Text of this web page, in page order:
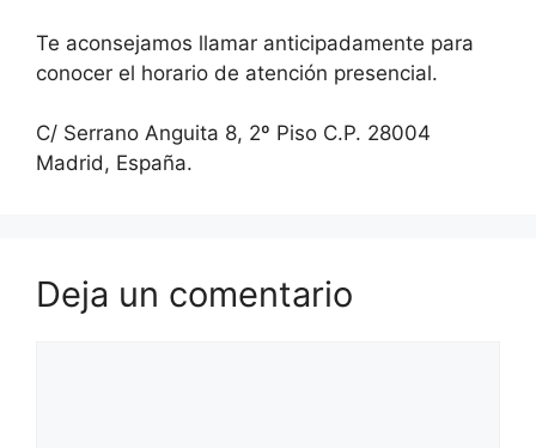
Te aconsejamos llamar anticipadamente para
conocer el horario de atención presencial.
C/ Serrano Anguita 8, 2º Piso C.P. 28004
Madrid, España.
Deja un comentario